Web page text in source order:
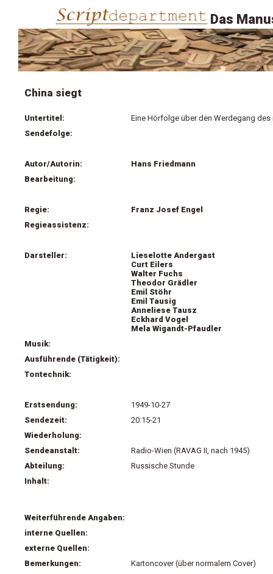
Das
China siegt
Untertitel:
Eine Hörfolge über den Werdegang des
Sendefolge:
Autor/Autorin:
Hans Friedmann
Bearbeitung:
Regie:
Franz Josef Engel
Regieassistenz:
Darsteller:
Lieselotte Andergast
Curt Eilers
Walter Fuchs
Theodor Grädler
Emil Stöhr
Emil Tausig
Anneliese Tausz
Eckhard Vogel
Mela Wigandt-Pfaudler
Musik:
Ausführende (Tätigkeit):
Tontechnik:
Erstsendung:
1949-10-27
Sendezeit:
20:15-21
Wiederholung:
Sendeanstalt:
Radio-Wien (RAVAG II, nach 1945)
Abteilung:
Russische Stunde
Inhalt:
Weiterführende Angaben:
interne Quellen:
externe Quellen:
Bemerkungen:
Kartoncover (über normalem Cover)